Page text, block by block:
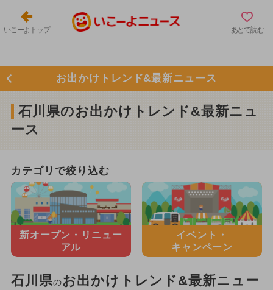
いこーよトップ あとで読む
お出かけトレンド&最新ニュース
石川県のお出かけトレンド&最新ニュ
ース
カテゴリで絞り込む
新オープン・ リニュー
アル
イベント・
キャンペーン
石川県のお出かけトレンド&最新ニュー